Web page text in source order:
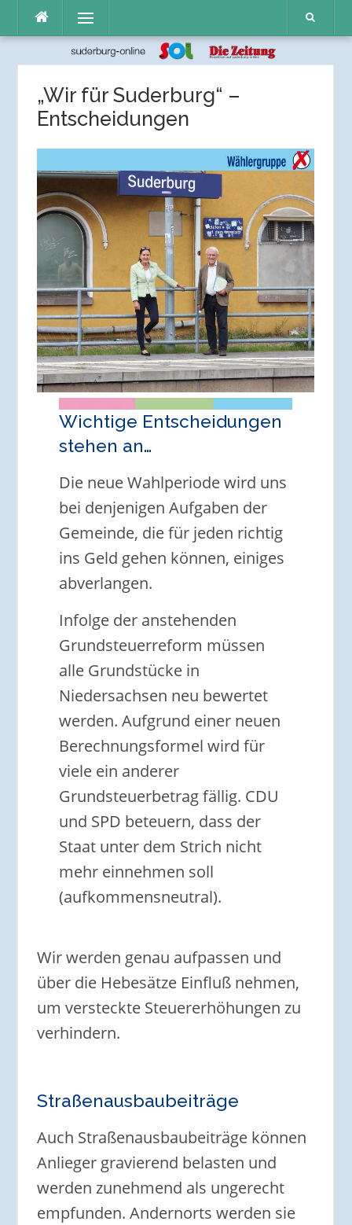
Inhalt
Menü
„Wir für Suderburg“ –
Entscheidungen
Wichtige Entscheidungen
stehen an…
Die neue Wahlperiode wird uns
bei denjenigen Aufgaben der
Gemeinde, die für jeden richtig
ins Geld gehen können, einiges
abverlangen.
Infolge der anstehenden
Grundsteuerreform müssen
alle Grundstücke in
Niedersachsen neu bewertet
werden. Aufgrund einer neuen
Berechnungsformel wird für
viele ein anderer
Grundsteuerbetrag fällig. CDU
und SPD beteuern, dass der
Staat unter dem Strich nicht
mehr einnehmen soll
(aufkommensneutral).
Wir werden genau aufpassen und
über die Hebesätze Einfluß nehmen,
um versteckte Steuererhöhungen zu
verhindern.
Straßenausbaubeiträge
Auch Straßenausbaubeiträge können
Anlieger gravierend belasten und
werden zunehmend als ungerecht
empfunden. Andernorts werden sie